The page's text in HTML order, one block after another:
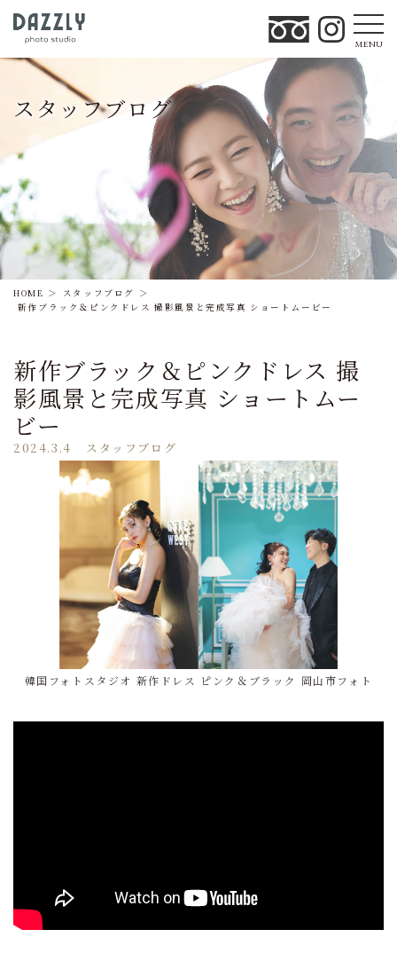
MENU
スタッフブログ
HOME
スタッフブログ
新作ブラック＆ピンクドレス 撮影風景と完成写真 ショートムービー
新作ブラック＆ピンクドレス 撮
影風景と完成写真 ショートムー
ビー
2024.3.4 スタッフブログ
韓国フォトスタジオ 新作ドレス ピンク＆ブラック 岡山市フォト